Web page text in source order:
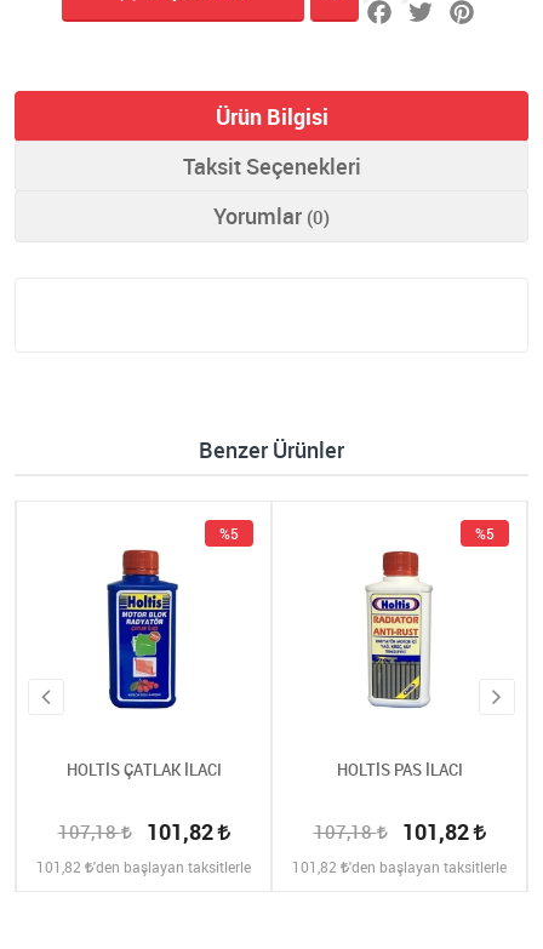
Ürün Bilgisi
Taksit Seçenekleri
Yorumlar (0)
Benzer Ürünler
HOLTİS ÇATLAK İLACI
107,18 101,82
%5
101,82 'den başlayan taksitlerle
HOLTİS PAS İLACI
107,18 101,82
%5
101,82 'den başlayan taksitlerle